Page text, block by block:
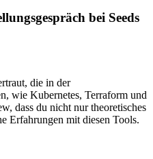
bei Seeds
die in der
wie Kubernetes, Terraform und
dass du nicht nur theoretisches
Erfahrungen mit diesen Tools.